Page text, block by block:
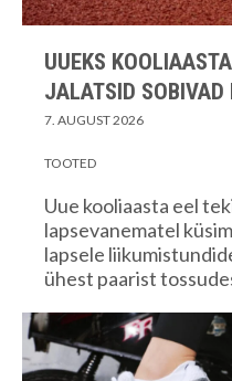
UUEKS
JALATSID
7. AUGUST 2026
TOOTED
Uue kooliaasta eel
lapsevanematel
lapsele
ühest paarist